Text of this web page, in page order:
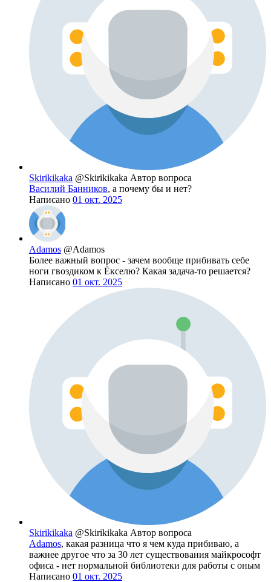
Skirikikaka @Skirikikaka Автор вопроса
Василий Банников, а почему бы и нет?
Написано 01 окт. 2025
Adamos @Adamos
Более важный вопрос - зачем вообще прибивать себе
ноги гвоздиком к Ёкселю? Какая задача-то решается?
Написано 01 окт. 2025
Skirikikaka @Skirikikaka Автор вопроса
Adamos, какая разница что я чем куда прибиваю, а
важнее другое что за 30 лет существования майкрософт
офиса - нет нормальной библиотеки для работы с оным
Написано 01 окт. 2025